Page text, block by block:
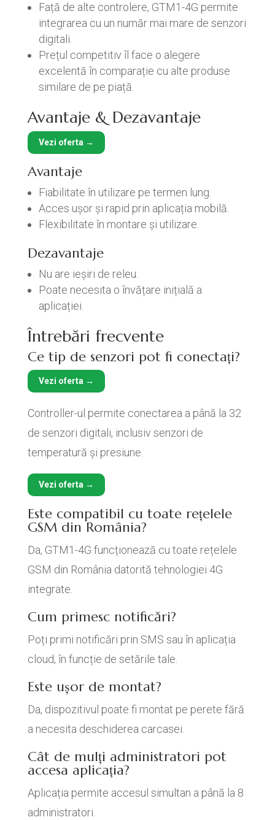
Față de alte controlere, GTM1-4G permite
integrarea cu un număr mai mare de senzori
digitali.
Prețul competitiv îl face o alegere
excelentă în comparație cu alte produse
similare de pe piață.
Avantaje & Dezavantaje
Vezi oferta →
Avantaje
Fiabilitate în utilizare pe termen lung.
Acces ușor și rapid prin aplicația mobilă.
Flexibilitate în montare și utilizare.
Dezavantaje
Nu are ieșiri de releu.
Poate necesita o învățare inițială a
aplicației.
Întrebări frecvente
Ce tip de senzori pot fi conectați?
Vezi oferta →
Controller-ul permite conectarea a până la 32
de senzori digitali, inclusiv senzori de
temperatură și presiune.
Vezi oferta →
Este compatibil cu toate rețelele
GSM din România?
Da, GTM1-4G funcționează cu toate rețelele
GSM din România datorită tehnologiei 4G
integrate.
Cum primesc notificări?
Poți primi notificări prin SMS sau în aplicația
cloud, în funcție de setările tale.
Este ușor de montat?
Da, dispozitivul poate fi montat pe perete fără
a necesita deschiderea carcasei.
Cât de mulți administratori pot
accesa aplicația?
Aplicația permite accesul simultan a până la 8
administratori.